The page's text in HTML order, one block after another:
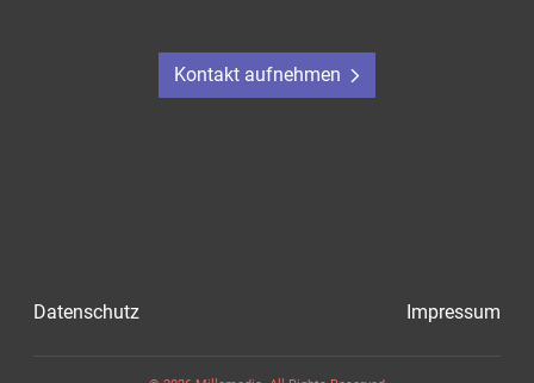
Kontakt aufnehmen
Datenschutz Impressum